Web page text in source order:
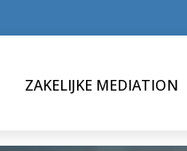
ZAKELIJKE MEDIATION